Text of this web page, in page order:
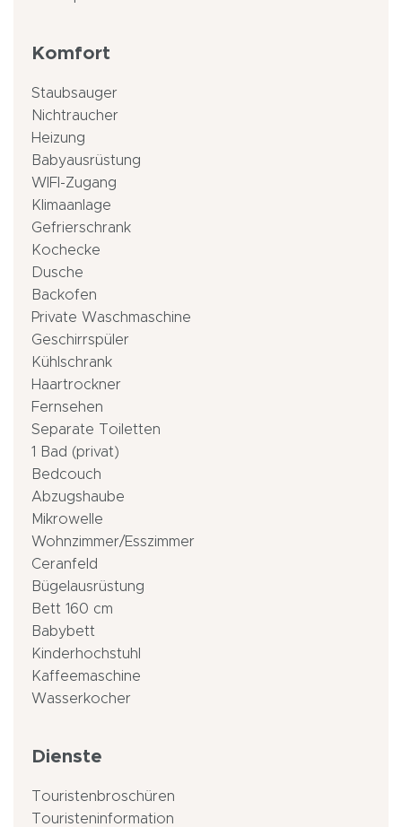
Komfort
Staubsauger
Nichtraucher
Heizung
Babyausrüstung
WIFI-Zugang
Klimaanlage
Gefrierschrank
Kochecke
Dusche
Backofen
Private Waschmaschine
Geschirrspüler
Kühlschrank
Haartrockner
Fernsehen
Separate Toiletten
1 Bad (privat)
Bedcouch
Abzugshaube
Mikrowelle
Wohnzimmer/Esszimmer
Ceranfeld
Bügelausrüstung
Bett 160 cm
Babybett
Kinderhochstuhl
Kaffeemaschine
Wasserkocher
Dienste
Touristenbroschüren
Touristeninformation